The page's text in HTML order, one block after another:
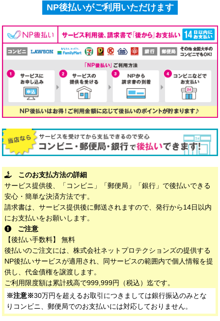
NP後払いがご利用いただけます
このお支払方法の詳細
サービス提供後、「コンビニ」「郵便局」「銀行」で後払いできる
安心・簡単な決済方法です。
請求書は、サービス提供後に郵送されますので、発行から14日以内
にお支払いをお願いします。
ご注意
【後払い手数料】 無料
後払いのご注文には、株式会社ネットプロテクションズの提供する
NP後払いサービスが適用され、同サービスの範囲内で個人情報を提
供し、代金債権を譲渡します。
ご利用限度額は累計残高で999,999円（税込）迄です。
※注意※30万円を超えるお取引につきましては銀行振込のみとな
りコンビニ、郵便局でのお支払いには対応しておりません。